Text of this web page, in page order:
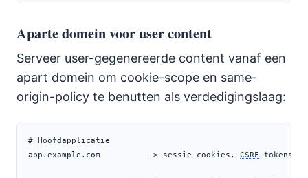
Aparte domein voor user content
Serveer user-gegenereerde content vanaf een
apart domein om cookie-scope en same-
origin-policy te benutten als verdedigingslaag:
# Hoofdapplicatie
app.example.com          -> sessie-cookies, CSRF -tokens